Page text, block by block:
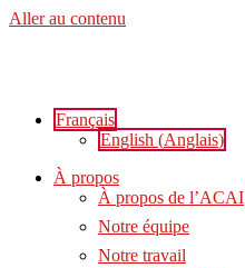
Aller au contenu
Français
English (Anglais)
À propos
À propos de l’ACAI
Notre équipe
Notre travail